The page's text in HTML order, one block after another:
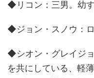
◆リコン：三男。幼
◆ジョン・スノウ：
◆シオン・グレイジ
を共にしている、軽